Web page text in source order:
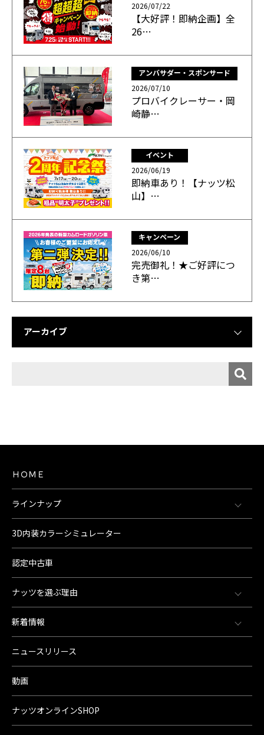
2026/07/22
【大好評！即納企画】全
26…
アンバサダー・スポンサード
2026/07/10
プロバイクレーサー・岡
崎静…
イベント
2026/06/19
即納車あり！【ナッツ松
山】…
キャンペーン
2026/06/10
完売御礼！★ご好評につ
き第…
アーカイブ
ＨＯＭＥ
ラインナップ
3D内装カラーシミュレーター
認定中古車
ナッツを選ぶ理由
新着情報
ニュースリリース
動画
ナッツオンラインSHOP